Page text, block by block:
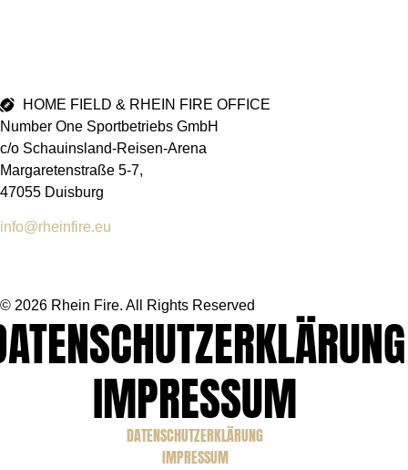
HOME FIELD & RHEIN FIRE OFFICE
Number One Sportbetriebs GmbH
c/o Schauinsland-Reisen-Arena
Margaretenstraße 5-7,
47055 Duisburg
info@rheinfire.eu
© 2026 Rhein Fire. All Rights Reserved
IMPRESSUM
DATENSCHUTZERKLÄRUNG
IMPRESSUM